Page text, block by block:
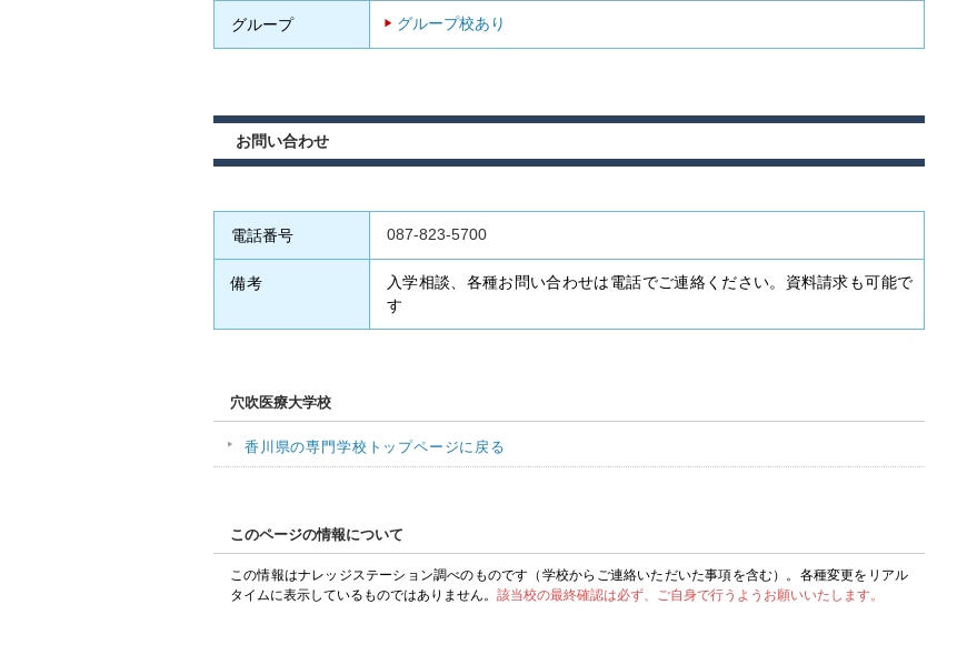
グループ グループ校あり
お問い合わせ
電話番号 087-823-5700
備考
入学相談、各種お問い合わせは電話でご連絡ください。資料請求も可能で
す
穴吹医療大学校
香川県の専門学校トップページに戻る
このページの情報について
この情報はナレッジステーション調べのものです（学校からご連絡いただいた事項を含む）。各種変更をリアル
タイムに表示しているものではありません。 該当校の最終確認は必ず、ご自身で行うようお願いいたします。